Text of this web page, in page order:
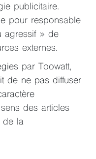
publicitaire.
pour responsable
agressif » de
externes.
par Toowatt,
de ne pas diffuser
des articles
de la